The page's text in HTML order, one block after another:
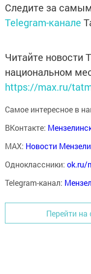
Следите за
Telegram-канале
Читайте новости
национальном
https://max.ru/
Самое интересное в
ВКонтакте:
MAX: Новости
Одноклассники: ok.ru/
Telegram-канал:
Перейти на